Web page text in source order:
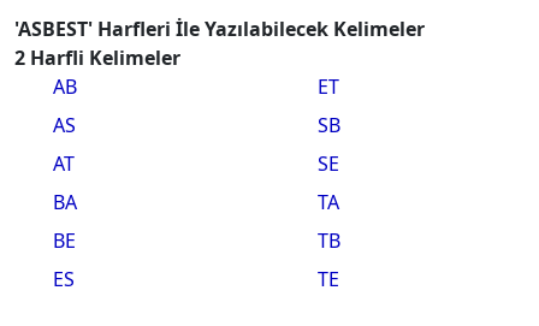
'ASBEST' Harfleri İle Yazılabilecek Kelimeler
2 Harfli Kelimeler
AB
AS
AT
BA
BE
ES
ET
SB
SE
TA
TB
TE